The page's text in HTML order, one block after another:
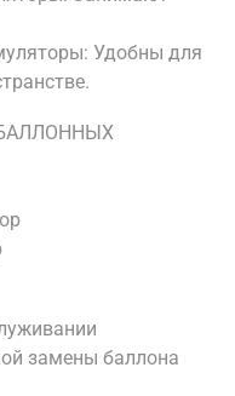
Удобны для
замены баллона